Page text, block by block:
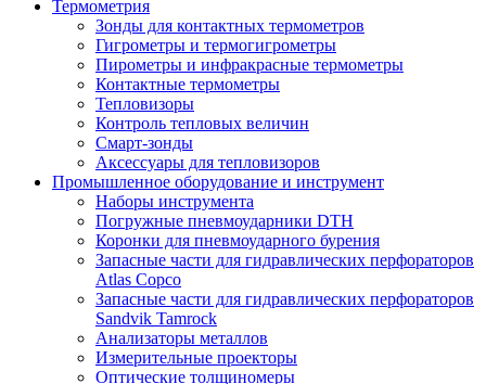
Термометрия
Зонды для контактных термометров
Гигрометры и термогигрометры
Пирометры и инфракрасные термометры
Контактные термометры
Тепловизоры
Контроль тепловых величин
Смарт-зонды
Аксессуары для тепловизоров
Промышленное оборудование и инструмент
Наборы инструмента
Погружные пневмоударники DTH
Коронки для пневмоударного бурения
Запасные части для гидравлических перфораторов
Atlas Copco
Запасные части для гидравлических перфораторов
Sandvik Tamrock
Анализаторы металлов
Измерительные проекторы
Оптические толщиномеры